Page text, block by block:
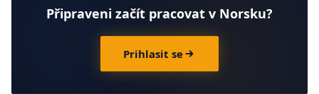
Připraveni začít pracovat v Norsku?
Prihlasit se